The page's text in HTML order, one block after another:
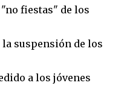
fiestas" de los
la suspensión de los
a los jóvenes